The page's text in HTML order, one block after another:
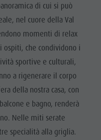
di cui si può
nel cuore della Val
momenti di relax
ospiti, che condividono i
sportive e culturali,
a rigenerare il corpo
della nostra casa, con
e bagno, renderà
Nelle miti serate
specialità alla griglia.